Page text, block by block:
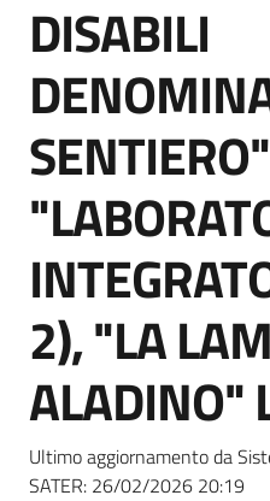
English
site
Seguici
DISABILI
2), "LA
ALADINO"
Ultimo aggiornamento da
SATER: 26/02/2026 20:19